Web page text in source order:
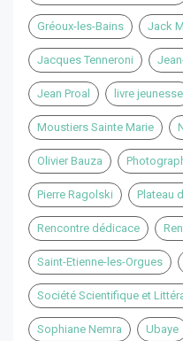
Gréoux-les-Bains Jack
Jacques Tenneroni
Jean Proal livre jeunesse
Moustiers Sainte Marie
Olivier Bauza
Pierre Ragolski Plateau
Rencontre dédicace
Saint-Etienne-les-Orgues
Société Scientifique et
Sophiane Nemra Ubaye